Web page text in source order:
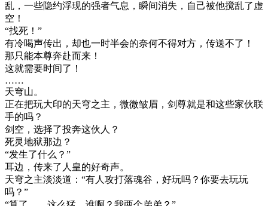
乱，一些隐约浮现的强者气息，瞬间消失，自己被他搅乱了虚
空！
“找死！”
有冷喝声传出，却也一时半会的奈何不得对方，传送不了！
那只能本尊奔赴而来！
这就需要时间了！
……
天穹山。
正在把玩大印的天穹之主，微微皱眉，剑尊就是和这些家伙联
手的吗？
剑空，选择了投奔这伙人？
死灵地狱那边？
“发生了什么？”
耳边，传来了人皇的好奇声。
天穹之主淡淡道：“有人攻打落魂谷，好玩吗？你要去玩玩
吗？”